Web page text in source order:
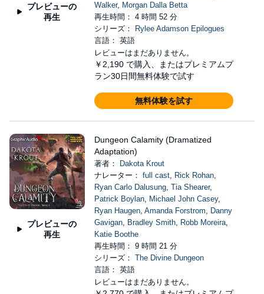
プレビューの
再生
Walker, Morgan Dalla Betta
再生時間： 4 時間 52 分
シリーズ：
Rylee Adamson Epilogues
言語： 英語
レビューはまだありません。
￥2,190 で購入、またはプレミアムプ
ラン30日間無料体験で試す
無料体験を試す
プレビューの
再生
Dungeon Calamity (Dramatized
Adaptation)
著者：
Dakota Krout
ナレーター： full cast, Rick Rohan,
Ryan Carlo Dalusung, Tia Shearer,
Patrick Boylan, Michael John Casey,
Ryan Haugen, Amanda Forstrom, Danny
Gavigan, Bradley Smith, Robb Moreira,
Katie Boothe
再生時間： 9 時間 21 分
シリーズ： The Divine Dungeon
言語： 英語
レビューはまだありません。